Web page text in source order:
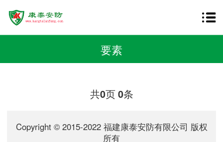
要素
共0页0条
Copyright © 2015-2022 福建康泰安防有限公司 版权
所有